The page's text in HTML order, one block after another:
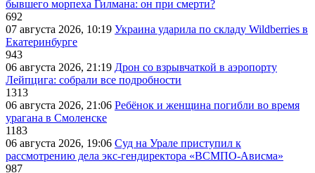
бывшего морпеха Гилмана: он при смерти?
692
07 августа 2026, 10:19 Украина ударила по складу Wildberries в
Екатеринбурге
943
06 августа 2026, 21:19 Дрон со взрывчаткой в аэропорту
Лейпцига: собрали все подробности
1313
06 августа 2026, 21:06 Ребёнок и женщина погибли во время
урагана в Смоленске
1183
06 августа 2026, 19:06 Суд на Урале приступил к
рассмотрению дела экс-гендиректора «ВСМПО-Ависма»
987